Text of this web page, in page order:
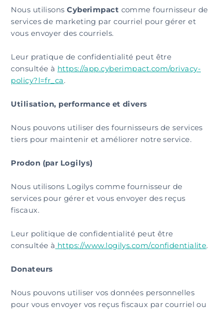
Nous utilisonsCyberimpact comme fournisseur de
services de marketing par courriel pour gérer et
vous envoyer des courriels.
Leur pratique de confidentialité peut être
consultée à https://app.cyberimpact.com/privacy-
policy?l=fr_ca.
Utilisation, performance et divers
Nous pouvons utiliser des fournisseurs de services
tiers pour maintenir et améliorer notre service.
Prodon (par Logilys)
Nous utilisons Logilys comme fournisseur de
services pour gérer et vous envoyer des reçus
fiscaux.
Leur politique de confidentialité peut être
consultée à https://www.logilys.com/confidentialite.
Donateurs
Nous pouvons utiliser vos données personnelles
pour vous envoyer vos reçus fiscaux par courriel ou